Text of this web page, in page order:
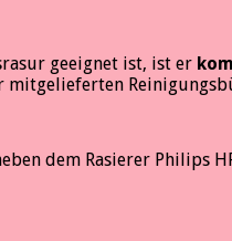
geeignet ist, ist er
mitgelieferten
dem Rasierer Philips